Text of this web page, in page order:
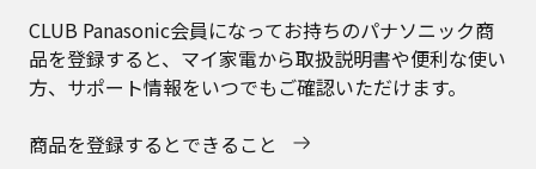
CLUB Panasonic会員になってお持ちのパナソニック商
品を登録すると、マイ家電から取扱説明書や便利な使い
方、サポート情報をいつでもご確認いただけます。
商品を登録するとできること